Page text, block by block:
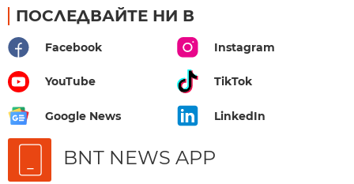
ПОСЛЕДВАЙТЕ НИ В
Facebook Instagram
YouTube TikTok
Google News LinkedIn
BNT NEWS APP